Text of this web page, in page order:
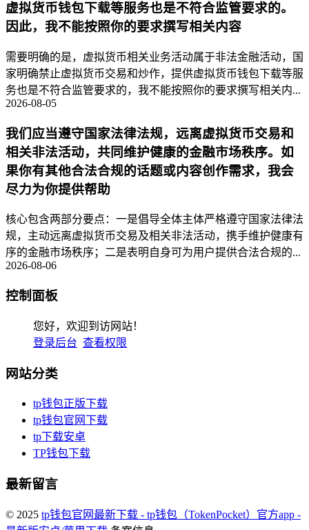
虚拟货币钱包下载等服务也是不符合监管要求的。
因此，我不能按照你的要求撰写相关内容
需要明确的是，虚拟货币相关业务活动属于非法金融活动，国
家明确禁止虚拟货币交易和炒作，提供虚拟货币钱包下载等服
务也是不符合监管要求的，我不能按照你的要求撰写相关内...
2026-08-05
我们应当遵守国家法律法规，远离虚拟货币交易和
相关非法活动，共同维护健康的金融市场秩序。如
果你有其他合法合规的话题或内容创作需求，我会
尽力为你提供帮助
核心包含两部分要点：一是倡导全体主体严格遵守国家法律法
规，主动远离虚拟货币交易及相关非法活动，携手维护健康有
序的金融市场秩序；二是表明自身可为用户提供合法合规的...
2026-08-06
控制面板
您好，欢迎到访网站！
登录后台 查看权限
网站分类
tp钱包正版下载
tp钱包官网下载
tp下载安卓
TP钱包下载
最新留言
© 2025 tp钱包官网最新下载 - tp钱包（TokenPocket）官方app -